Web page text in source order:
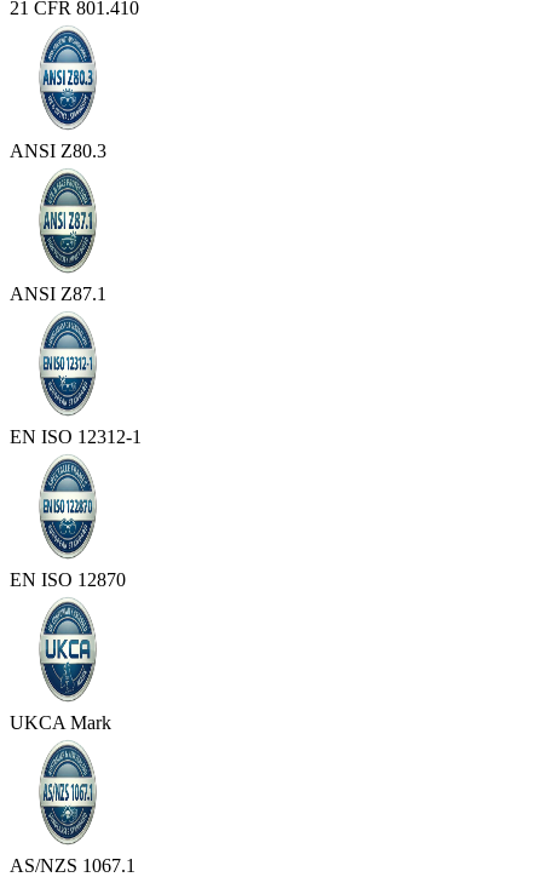
21 CFR 801.410
ANSI Z80.3
ANSI Z87.1
EN ISO 12312-1
EN ISO 12870
UKCA Mark
AS/NZS 1067.1